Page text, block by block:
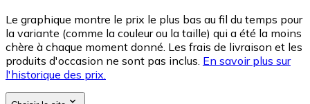
Le graphique montre le prix le plus bas au fil du temps pour
la variante (comme la couleur ou la taille) qui a été la moins
chère à chaque moment donné. Les frais de livraison et les
produits d'occasion ne sont pas inclus. En savoir plus sur
l'historique des prix.